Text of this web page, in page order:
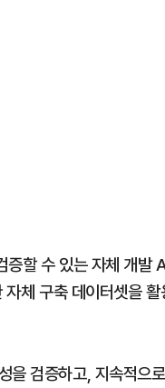
할 수 있는 자체 개발
체 구축 데이터셋을
검증하고, 지속적으